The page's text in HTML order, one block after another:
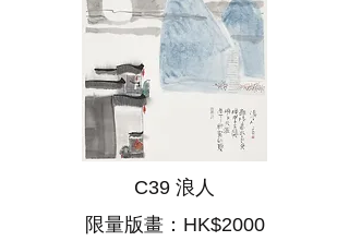
C39 浪人
限量版畫：HK$2000